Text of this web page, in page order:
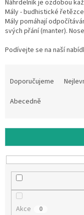
Náhrdelník je ozdobou
Mály - budhistické
Mály pomáhají
svých přání (manter).
Podívejte se na naší
r
o
Doporučujeme
Abecedně
Akce 0